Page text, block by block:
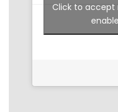
Click to accept